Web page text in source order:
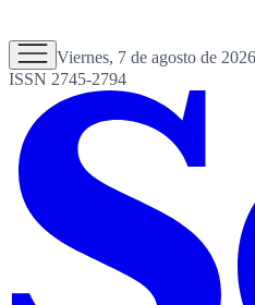
Viernes, 7 de agosto de 2026
ISSN 2745-2794